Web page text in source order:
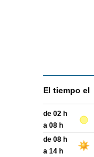
El tiempo el
de 02 h
a 08 h
de 08 h
a 14 h